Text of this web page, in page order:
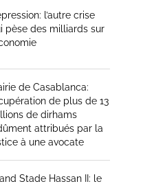
l’autre crise
pèse des milliards sur
de Casablanca:
de plus de 13
de dirhams
attribués par la
à une avocate
Stade Hassan II: le